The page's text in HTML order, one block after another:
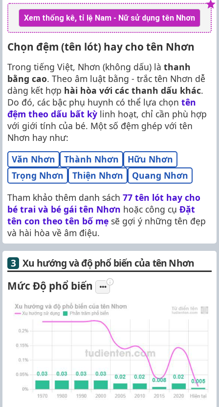
Xem thống kê, tỉ lệ Nam - Nữ sử dụng tên Nhơn
Chọn đệm (tên lót) hay cho tên Nhơn
Trong tiếng Việt, Nhơn (không dấu) là thanh
bằng cao. Theo âm luật bằng - trắc tên Nhơn dễ
dàng kết hợp hài hòa với các thanh dấu khác.
Do đó, các bậc phụ huynh có thể lựa chọn tên
đệm theo dấu bất kỳ linh hoạt, chỉ cần phù hợp
với giới tính của bé. Một số đệm ghép với tên
Nhơn hay như:
Văn Nhơn
Thành Nhơn
Hữu Nhơn
Trọng Nhơn
Thiện Nhơn
Quang Nhơn
Tham khảo thêm danh sách 77 tên lót hay cho
bé trai và bé gái tên Nhơn hoặc công cụ Đặt
tên con theo tên bố mẹ sẽ gợi ý những tên đẹp
và hài hòa về âm điệu.
Xu hướng và độ phổ biến của tên Nhơn
Mức Độ phổ biến